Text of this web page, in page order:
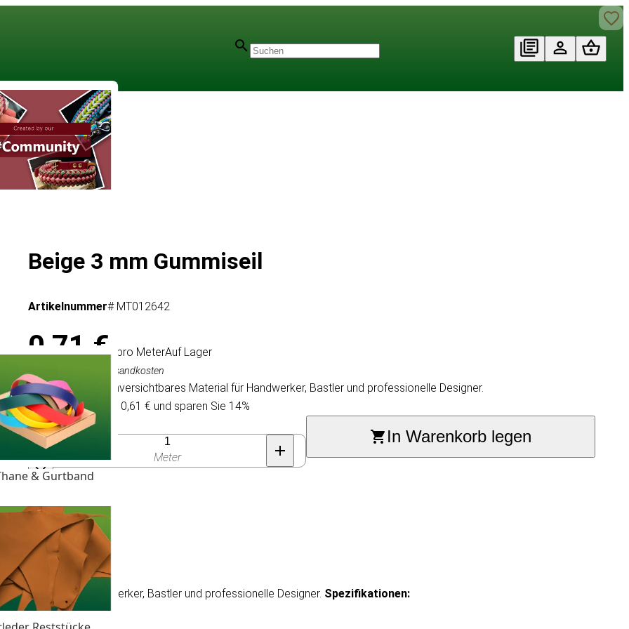
& Gurtband
Beige 3 mm Gummiseil
Artikelnummer# MT012642
0,71 €/ pro MeterAuf Lager
Inkl. MwSt., exkl. Versandkosten
Gummiband: ein unversichtbares Material für Handwerker, Bastler und professionelle Designer.
Kaufen Sie 150 für 0,61 € und sparen Sie 14%
Anzahl
Meter
In Warenkorb legen
Material für Handwerker, Bastler und professionelle Designer. Spezifikationen: